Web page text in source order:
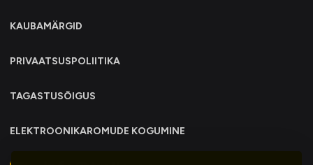
KAUBAMÄRGID
PRIVAATSUSPOLIITIKA
TAGASTUSÕIGUS
ELEKTROONIKAROMUDE KOGUMINE